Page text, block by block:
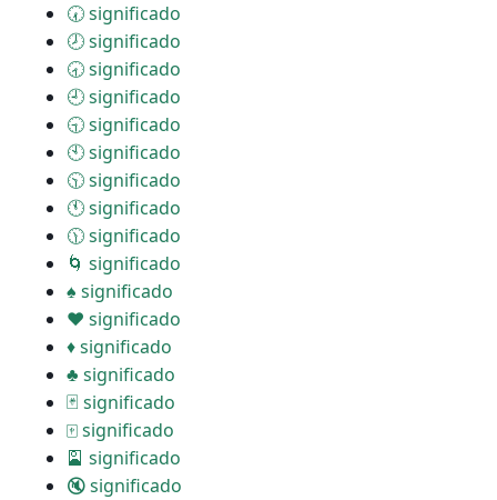
🕢 significado
🕗 significado
🕣 significado
🕘 significado
🕤 significado
🕙 significado
🕥 significado
🕚 significado
🕦 significado
🌀 significado
♠ significado
♥ significado
♦ significado
♣ significado
🃏 significado
🀄 significado
🎴 significado
🔇 significado